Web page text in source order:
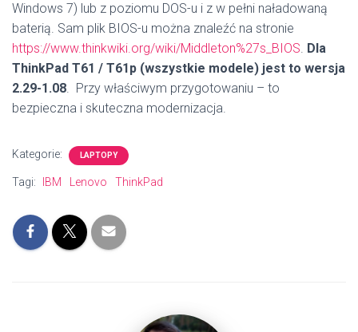
Windows 7) lub z poziomu DOS-u i z w pełni naładowaną
baterią. Sam plik BIOS-u można znaleźć na stronie
https://www.thinkwiki.org/wiki/Middleton%27s_BIOS. Dla
ThinkPad T61 / T61p (wszystkie modele) jest to wersja
2.29-1.08. Przy właściwym przygotowaniu – to
bezpieczna i skuteczna modernizacja.
Kategorie: LAPTOPY
Tagi: IBM Lenovo ThinkPad